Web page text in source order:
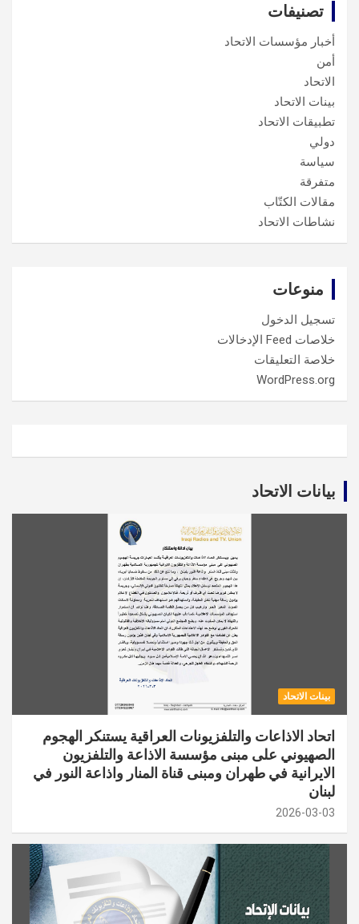
تصنيفات
أخبار مؤسسات الاتحاد
أمن
الاتحاد
بينات الاتحاد
تطبيقات الاتحاد
دولي
سياسة
متفرقة
مقالات الكتّاب
نشاطات الاتحاد
منوعات
تسجيل الدخول
خلاصات Feed الإدخالات
خلاصة التعليقات
WordPress.org
بيانات الاتحاد
بينات الاتحاد
اتحاد الاذاعات والتلفزيونات العراقية يستنكر الهجوم
الصهيوني على مبنى مؤسسة الاذاعة والتلفزيون
الايرانية في طهران ومبنى قناة المنار واذاعة النور في
لبنان
2026-03-03